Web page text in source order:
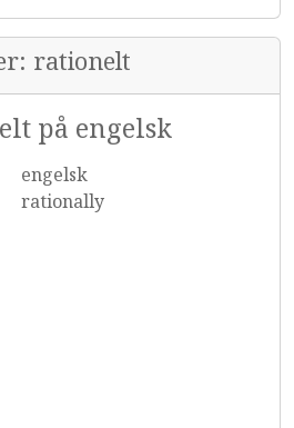
rationelt
på engelsk
engelsk
rationally